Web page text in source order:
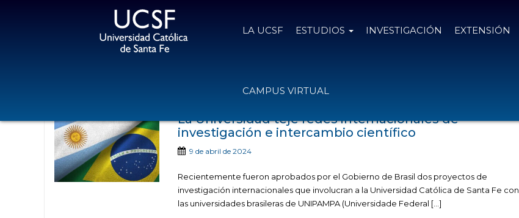
LA UCSF ESTUDIOS INVESTIGACIÓN EXTENSIÓN
CAMPUS VIRTUAL
La Universidad teje redes internacionales de
investigación e intercambio científico
9 de abril de 2024
Recientemente fueron aprobados por el Gobierno de Brasil dos proyectos de
investigación internacionales que involucran a la Universidad Católica de Santa Fe con
las universidades brasileras de UNIPAMPA (Universidade Federal […]